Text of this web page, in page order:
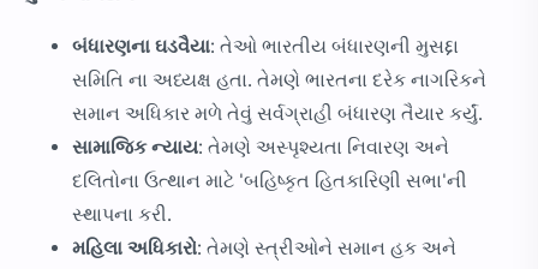
બંધારણના ઘડવૈયા: તેઓ ભારતીય બંધારણની મુસદ્દા
સમિતિ ના અધ્યક્ષ હતા. તેમણે ભારતના દરેક નાગરિકને
સમાન અધિકાર મળે તેવું સર્વગ્રાહી બંધારણ તૈયાર કર્યું.
સામાજિક ન્યાય: તેમણે અસ્પૃશ્યતા નિવારણ અને
દલિતોના ઉત્થાન માટે 'બહિષ્કૃત હિતકારિણી સભા'ની
સ્થાપના કરી.
મહિલા અધિકારો: તેમણે સ્ત્રીઓને સમાન હક અને